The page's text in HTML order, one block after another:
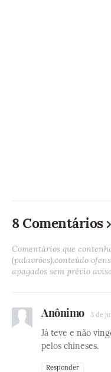
8 Comentários
Comentários que
(palavrões),conteúdo
apagados sem prévio
Anônimo 3 de
Já teve e não
pelos chineses.
Responder